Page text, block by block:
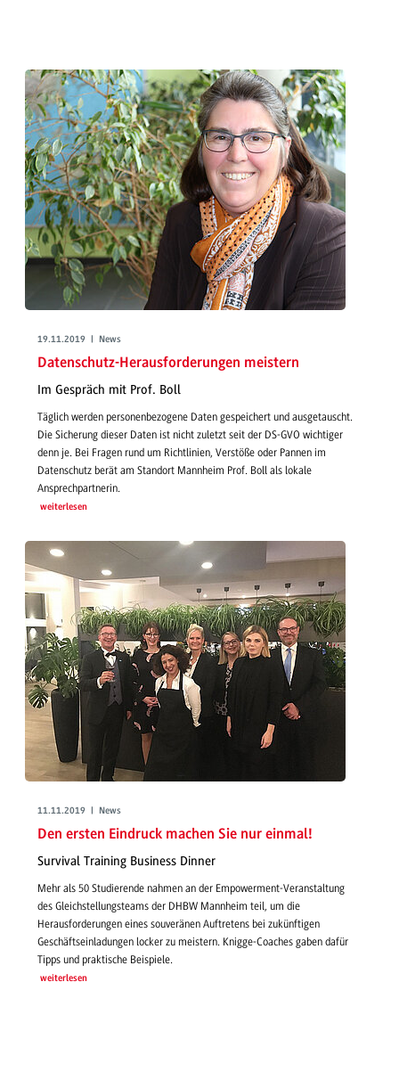
19.11.2019 | News
Datenschutz-Herausforderungen meistern
Im Gespräch mit Prof. Boll
Täglich werden personenbezogene Daten gespeichert und ausgetauscht.
Die Sicherung dieser Daten ist nicht zuletzt seit der DS-GVO wichtiger
denn je. Bei Fragen rund um Richtlinien, Verstöße oder Pannen im
Datenschutz berät am Standort Mannheim Prof. Boll als lokale
Ansprechpartnerin.
weiterlesen
11.11.2019 | News
Den ersten Eindruck machen Sie nur einmal!
Survival Training Business Dinner
Mehr als 50 Studierende nahmen an der Empowerment-Veranstaltung
des Gleichstellungsteams der DHBW Mannheim teil, um die
Herausforderungen eines souveränen Auftretens bei zukünftigen
Geschäftseinladungen locker zu meistern. Knigge-Coaches gaben dafür
Tipps und praktische Beispiele.
weiterlesen